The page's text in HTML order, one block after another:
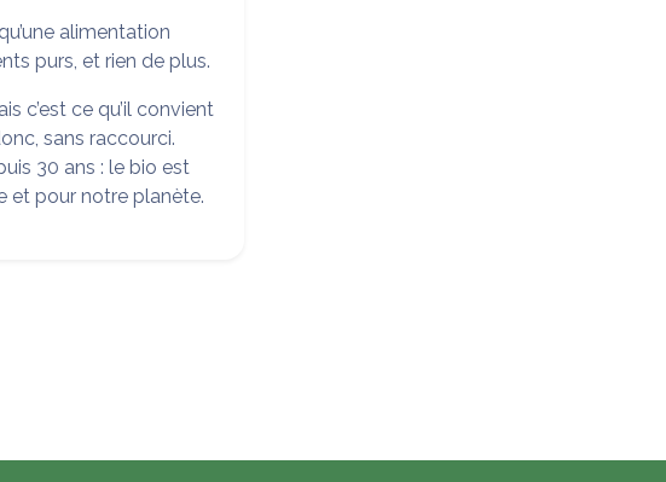
alimentation
purs, et rien de plus.
c’est ce qu’il convient
sans raccourci.
30 ans : le bio est
et pour notre planète.